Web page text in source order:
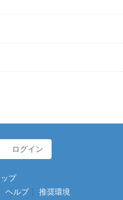
ログイン
プ
ヘルプ
推奨環境